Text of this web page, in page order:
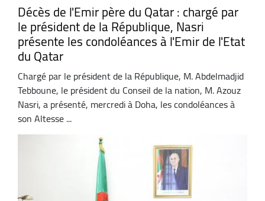
Décès de l'Emir père du Qatar : chargé par
le président de la République, Nasri
présente les condoléances à l'Emir de l'Etat
du Qatar
Chargé par le président de la République, M. Abdelmadjid
Tebboune, le président du Conseil de la nation, M. Azouz
Nasri, a présenté, mercredi à Doha, les condoléances à
son Altesse ...